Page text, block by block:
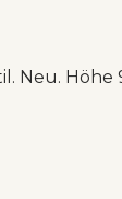
90cm